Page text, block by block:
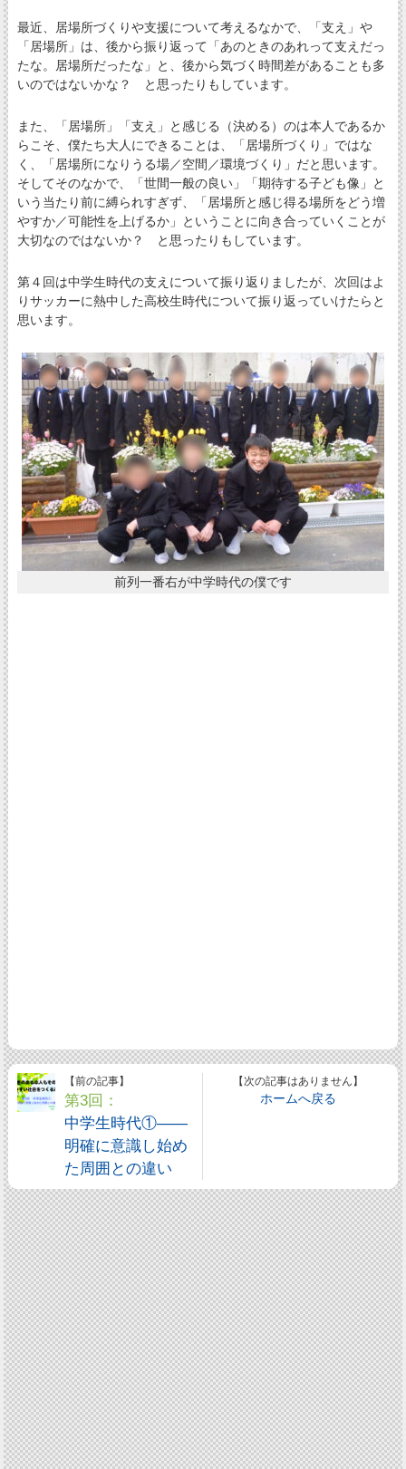
最近、居場所づくりや支援について考えるなかで、「支え」や
「居場所」は、後から振り返って「あのときのあれって支えだっ
たな。居場所だったな」と、後から気づく時間差があることも多
いのではないかな？ と思ったりもしています。
また、「居場所」「支え」と感じる（決める）のは本人であるか
らこそ、僕たち大人にできることは、「居場所づくり」ではな
く、「居場所になりうる場／空間／環境づくり」だと思います。
そしてそのなかで、「世間一般の良い」「期待する子ども像」と
いう当たり前に縛られすぎず、「居場所と感じ得る場所をどう増
やすか／可能性を上げるか」ということに向き合っていくことが
大切なのではないか？ と思ったりもしています。
第４回は中学生時代の支えについて振り返りましたが、次回はよ
りサッカーに熱中した高校生時代について振り返っていけたらと
思います。
前列一番右が中学時代の僕です
【前の記事】
第3回：
中学生時代①――
明確に意識し始め
た周囲との違い
【次の記事はありません】
ホームへ戻る